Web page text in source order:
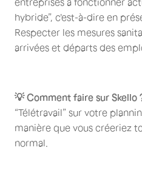
hybride”, c'est-à-dire en
Respecter les mesures
arrivées et départs des
💡 Comment faire sur Skello
“Télétravail” sur votre
manière que vous créeriez
normal.